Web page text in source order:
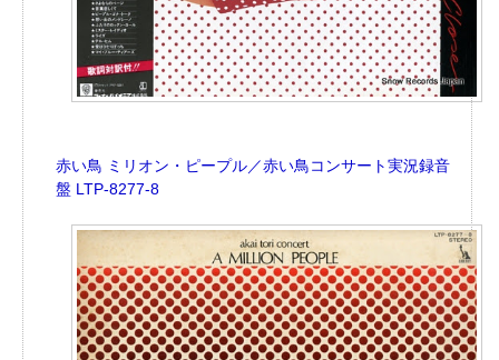
赤い鳥 ミリオン・ピープル／赤い鳥コンサート実況録音
盤 LTP-8277-8